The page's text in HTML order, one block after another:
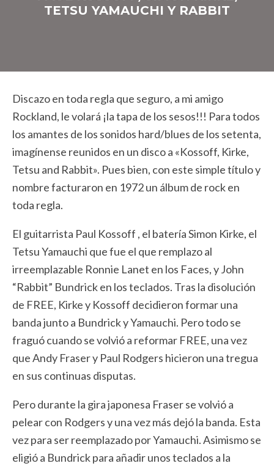
TETSU YAMAUCHI Y RABBIT
Discazo en toda regla que seguro, a mi amigo
Rockland, le volará ¡la tapa de los sesos!!! Para todos
los amantes de los sonidos hard/blues de los setenta,
imagínense reunidos en un disco a «Kossoff, Kirke,
Tetsu and Rabbit». Pues bien, con este simple título y
nombre facturaron en 1972 un álbum de rock en
toda regla.
El guitarrista Paul Kossoff , el batería Simon Kirke, el
Tetsu Yamauchi que fue el que remplazo al
irreemplazable Ronnie Lanet en los Faces, y John
“Rabbit” Bundrick en los teclados. Tras la disolución
de FREE, Kirke y Kossoff decidieron formar una
banda junto a Bundrick y Yamauchi. Pero todo se
fraguó cuando se volvió a reformar FREE, una vez
que Andy Fraser y Paul Rodgers hicieron una tregua
en sus continuas disputas.
Pero durante la gira japonesa Fraser se volvió a
pelear con Rodgers y una vez más dejó la banda. Esta
vez para ser reemplazado por Yamauchi. Asimismo se
eligió a Bundrick para añadir unos teclados a la